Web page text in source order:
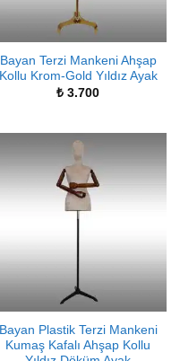
Bayan Terzi Mankeni Ahşap
Kollu Krom-Gold Yıldız Ayak
₺ 3.700
Bayan Plastik Terzi Mankeni
Kumaş Kafalı Ahşap Kollu